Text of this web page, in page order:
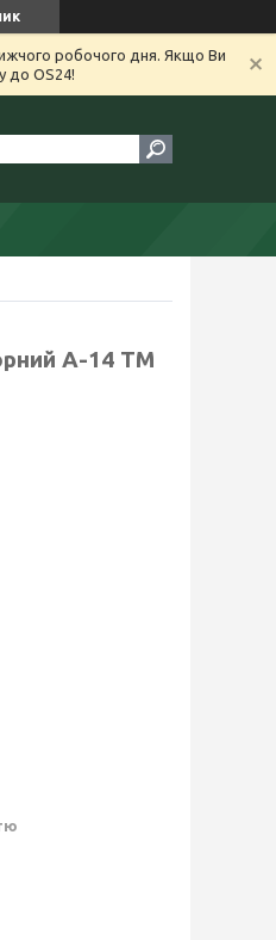
робочого дня. Якщо Ви
до OS24!
А-14 TM